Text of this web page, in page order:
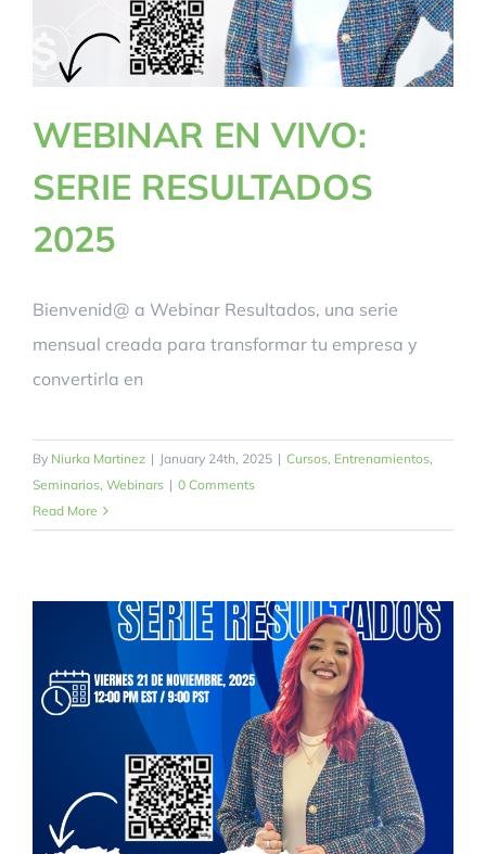
WEBINAR EN VIVO:
SERIE RESULTADOS
2025
Bienvenid@ a Webinar Resultados, una serie
mensual creada para transformar tu empresa y
convertirla en
By Niurka Martinez | January 24th, 2025 | Cursos, Entrenamientos,
Seminarios, Webinars | 0 Comments
Read More